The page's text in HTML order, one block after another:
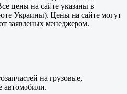
цены на сайте указаны в
Украины). Цены на сайте могут
заявленых менеджером.
на грузовые,
автомобили.